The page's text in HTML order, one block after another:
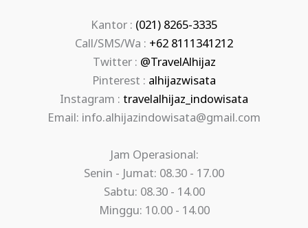
Kantor : (021) 8265-3335
Call/SMS/Wa : +62 8111341212
Twitter : @TravelAlhijaz
Pinterest : alhijazwisata
Instagram : travelalhijaz_indowisata
Email: info.alhijazindowisata@gmail.com
Jam Operasional:
Senin - Jumat: 08.30 - 17.00
Sabtu: 08.30 - 14.00
Minggu: 10.00 - 14.00